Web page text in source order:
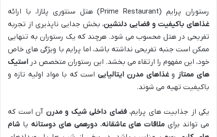
رستوران پرایم (Prime Restaurant) هتل سنتوری پلازا، با ارائه
غذاهای باکیفیت و فضایی دلنشین، بخش جدایی ناپذیری از تجربه
تفریحی در هتل محسوب می شود. هرچند که یک رستوران به تنهایی
ممکن است جنبه تفریحی نداشته باشد، اما پرایم با ویژگی های خاص
خود، این مفهوم را ارتقاء می بخشد. این رستوران متخصص در استیک
های ممتاز وغذاهای مدرن ایتالیایی است که با مواد اولیه تازه و
باکیفیت تهیه می شوند.
یکی از جذابیت های پرایم،فضای داخلی شیک و مدرن آن است که
می تواند برای ملاقات های عاشقانه،دورهمی های دوستانه یا شام